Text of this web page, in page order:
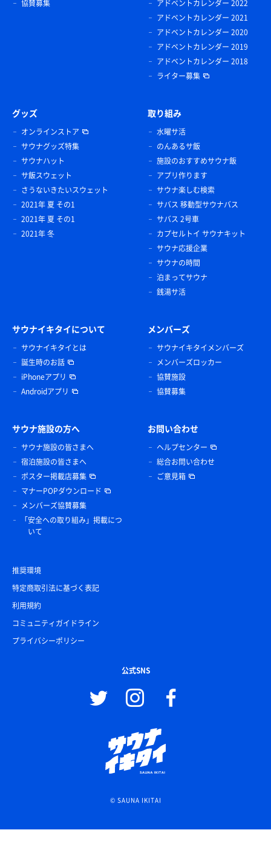
協賛募集
アドベントカレンダー 2022
アドベントカレンダー 2021
アドベントカレンダー 2020
アドベントカレンダー 2019
アドベントカレンダー 2018
ライター募集
グッズ
オンラインストア
サウナグッズ特集
サウナハット
サ飯スウェット
さうないきたいスウェット
2021年 夏 その1
2021年 夏 その1
2021年 冬
取り組み
水曜サ活
のんあるサ飯
施設のおすすめサウナ飯
アプリ作ります
サウナ楽しむ検索
サバス 移動型サウナバス
サバス 2号車
カプセルトイ サウナキット
サウナ応援企業
サウナの時間
泊まってサウナ
銭湯サ活
サウナイキタイについて
サウナイキタイとは
誕生時のお話
iPhoneアプリ
Androidアプリ
メンバーズ
サウナイキタイメンバーズ
メンバーズロッカー
協賛施設
協賛募集
サウナ施設の方へ
サウナ施設の皆さまへ
宿泊施設の皆さまへ
ポスター掲載店募集
マナーPOPダウンロード
メンバーズ協賛募集
「安全への取り組み」掲載につ
いて
お問い合わせ
ヘルプセンター
総合お問い合わせ
ご意見箱
推奨環境
特定商取引法に基づく表記
利用規約
コミュニティガイドライン
プライバシーポリシー
公式SNS
© SAUNA IKITAI